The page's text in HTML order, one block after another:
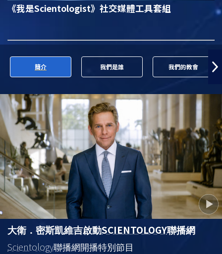
《我是Scientologist》 社交媒體工具套組
簡介 我們是誰 我們的教會
大衛．密斯凱維吉啟動SCIENTOLOGY聯播網
Scientology聯播網開播特別節目